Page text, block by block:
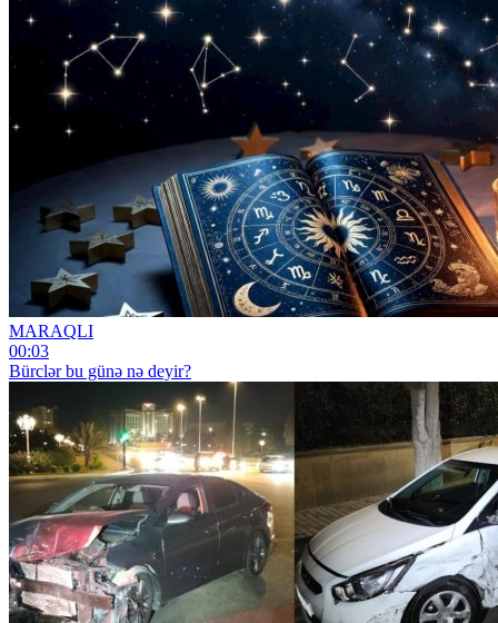
MARAQLI
00:03
Bürclər bu günə nə deyir?